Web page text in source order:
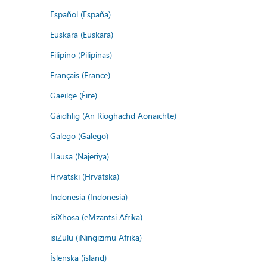
Español (España)
Euskara (Euskara)
Filipino (Pilipinas)
Français (France)
Gaeilge (Éire)
Gàidhlig (An Rìoghachd Aonaichte)
Galego (Galego)
Hausa (Najeriya)
Hrvatski (Hrvatska)
Indonesia (Indonesia)
isiXhosa (eMzantsi Afrika)
isiZulu (iNingizimu Afrika)
Íslenska (ísland)